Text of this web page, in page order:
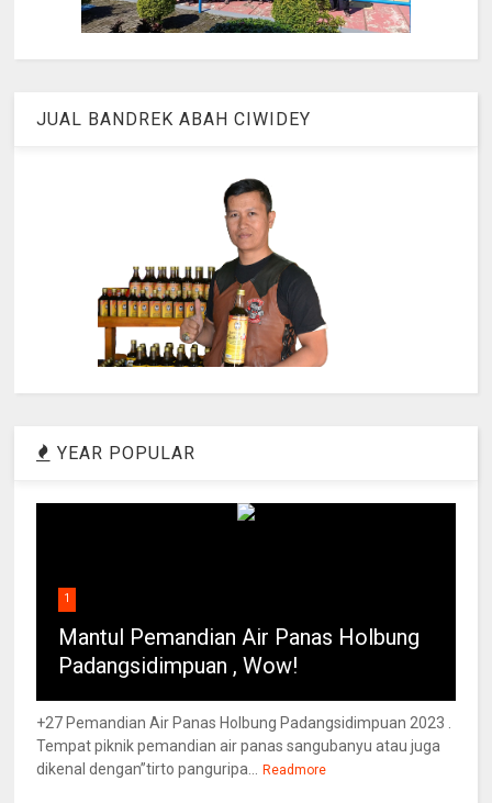
JUAL BANDREK ABAH CIWIDEY
YEAR POPULAR
1
Mantul Pemandian Air Panas Holbung
Padangsidimpuan , Wow!
+27 Pemandian Air Panas Holbung Padangsidimpuan 2023 .
Tempat piknik pemandian air panas sangubanyu atau juga
dikenal dengan”tirto panguripa...
Readmore